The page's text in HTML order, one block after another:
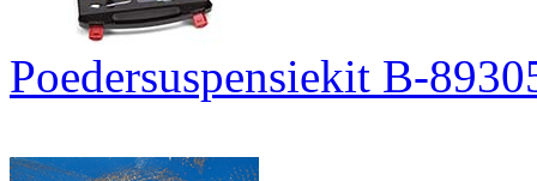
Poedersuspensiekit B-